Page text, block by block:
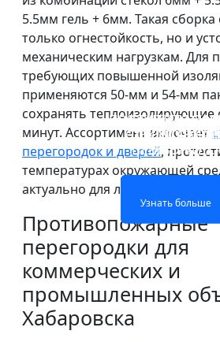
ОГНЕОПАСНОЕ
Узнать больше
ОГНЕЖЕСТКОЕ
Узнать больше
СТЕКЛО ОКОН
ДВЕРЕЙ
Узнать больше
СТЕКЛЯННАЯ
Узнать больше
5.5мм гель + 6мм. Такая
только огнестойкость, но и
механическим нагрузкам. Для
требующих повышенной
применяются 50-мм и 54-мм
сохранять теплоизолирующие
минут. Ассортимент включает
перегородок и дверей,
температурах окружающей
актуально для летних условий
Противопожарные
перегородки для
коммерческих и
промышленных
Хабаровска